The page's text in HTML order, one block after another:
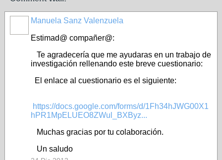
Manuela Sanz Valenzuela
Estimad@ compañer@:
Te agradecería que me ayudaras en un trabajo de
investigación rellenando este breve cuestionario:
El enlace al cuestionario es el siguiente:
https://docs.google.com/forms/d/1Fh34hJWG00X1
hPR1MpELUEO8ZWul_BXByz...
Muchas gracias por tu colaboración.
Un saludo